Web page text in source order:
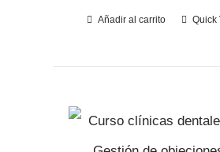
Añadir al carrito Quick